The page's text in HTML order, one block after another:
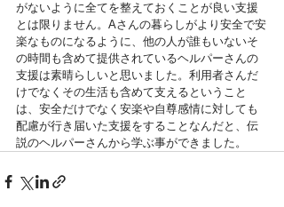
がないように全てを整えておくことが良い支援
とは限りません。Aさんの暮らしがより安全で安
楽なものになるように、他の人が誰もいないそ
の時間も含めて提供されているヘルパーさんの
支援は素晴らしいと思いました。利用者さんだ
けでなくその生活も含めて支えるということ
は、安全だけでなく安楽や自尊感情に対しても
配慮が行き届いた支援をすることなんだと、伝
説のヘルパーさんから学ぶ事ができました。